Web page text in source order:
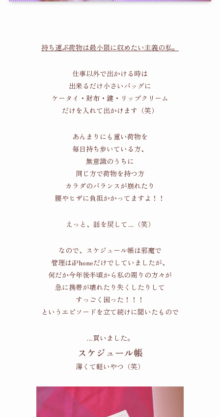
持ち運ぶ荷物は最小限に収めたい主義の私。
仕事以外で出かける時は
出来るだけ小さいバッグに
ケータイ・財布・鍵・リップクリーム
だけを入れて出かけます（笑）
あんまりにも重い荷物を
毎日持ち歩いている方、
無意識のうちに
同じ方で荷物を持つ方
カラダのバランスが崩れたり
腰やヒザに負担かかってますよ！！
えっと、話を戻して…（笑）
なので、スケジュール帳は邪魔で
管理はiPhoneだけでしていましたが、
何だか今年後半頃から私の周りの方々が
急に携帯が壊れたり失くしたりして
すっごく困った！！！
というエピソードを立て続けに聞いたもので
…買いました。
スケジュール帳
薄くて軽いやつ（笑）